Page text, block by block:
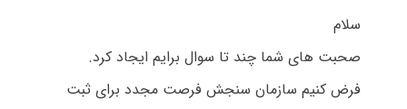
سلام
صحبت های شما چند تا سوال برایم ایجاد کرد.
فرض کنیم سازمان سنجش فرصت مجدد برای ثبت